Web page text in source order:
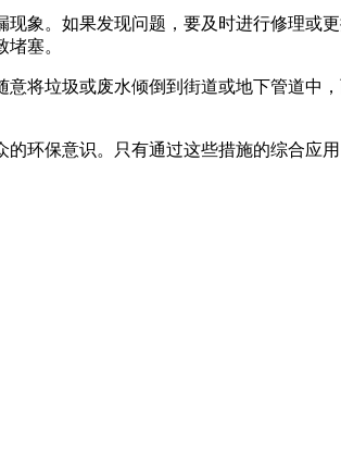
象。如果发现问题，要及时进行修理或
塞。
将垃圾或废水倾倒到街道或地下管道中
环保意识。只有通过这些措施的综合应